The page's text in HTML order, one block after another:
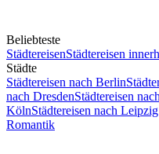
Beliebteste
StädtereisenStädtereisen
Städte
Städtereisen nach Berlin
nach DresdenStädtereisen
KölnStädtereisen nach Leipzig
Romantik